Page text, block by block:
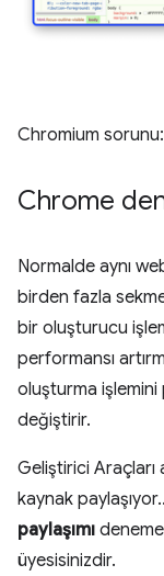
Chromium sorunu:
Chrome
Normalde aynı
birden fazla
bir oluşturucu
performansı
oluşturma işlemini
değiştirir.
Geliştirici Araçları
kaynak
paylaşımı
üyesisinizdir.